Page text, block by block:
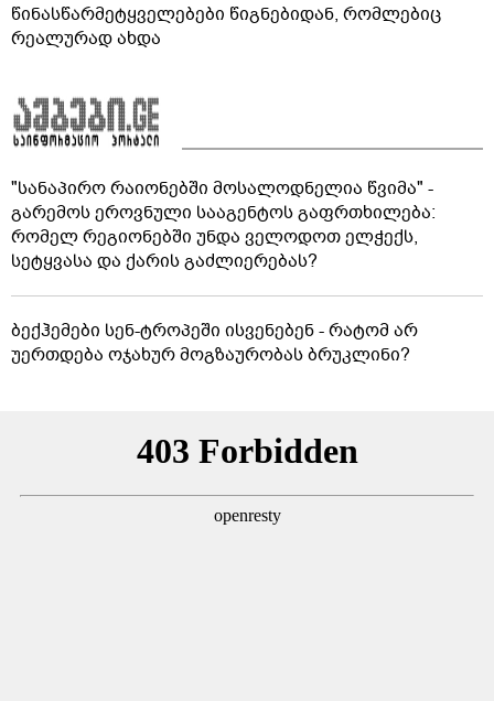
წინასწარმეტყველებები წიგნებიდან, რომლებიც
რეალურად ახდა
"სანაპირო რაიონებში მოსალოდნელია წვიმა" -
გარემოს ეროვნული სააგენტოს გაფრთხილება:
რომელ რეგიონებში უნდა ველოდოთ ელჭექს,
სეტყვასა და ქარის გაძლიერებას?
ბექჰემები სენ-ტროპეში ისვენებენ - რატომ არ
უერთდება ოჯახურ მოგზაურობას ბრუკლინი?